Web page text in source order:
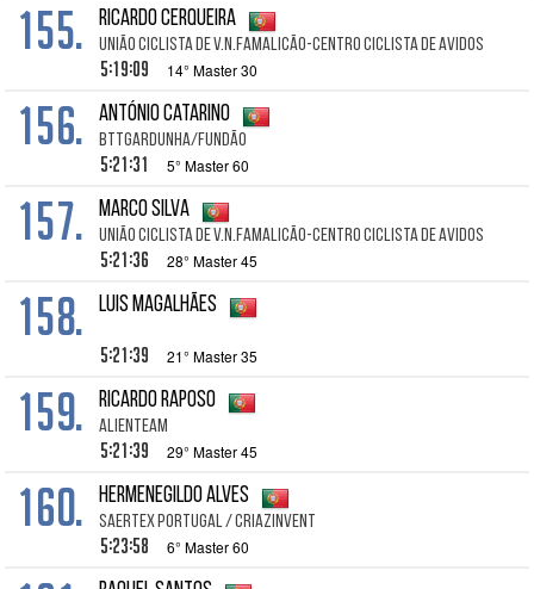
155. Ricardo Cerqueira
União Ciclista de V.N.Famalicão-Centro Ciclista de Avidos
5:19:09 14° Master 30
156. António Catarino
BTTGARDUNHA/FUNDÃO
5:21:31 5° Master 60
157. Marco SILVA
União Ciclista de V.N.Famalicão-Centro Ciclista de Avidos
5:21:36 28° Master 45
158. Luis Magalhães
5:21:39 21° Master 35
159. Ricardo Raposo
Alienteam
5:21:39 29° Master 45
160. Hermenegildo Alves
SAERTEX Portugal / CRIAZinvent
5:23:58 6° Master 60